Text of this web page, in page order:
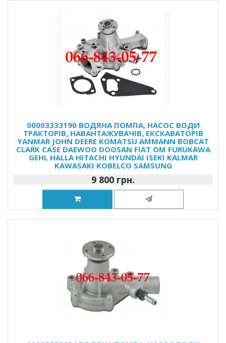
00003333190 ВОДЯНА ПОМПА, НАСОС ВОДИ
ТРАКТОРІВ, НАВАНТАЖУВАЧІВ, ЕКСКАВАТОРІВ
YANMAR JOHN DEERE KOMATSU AMMANN BOBCAT
CLARK CASE DAEWOO DOOSAN FIAT OM FURUKAWA
GEHL HALLA HITACHI HYUNDAI ISEKI KALMAR
KAWASAKI KOBELCO SAMSUNG
9 800 грн.